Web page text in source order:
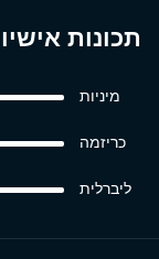
תכונות
מיניות
כריזמה
ליברלית